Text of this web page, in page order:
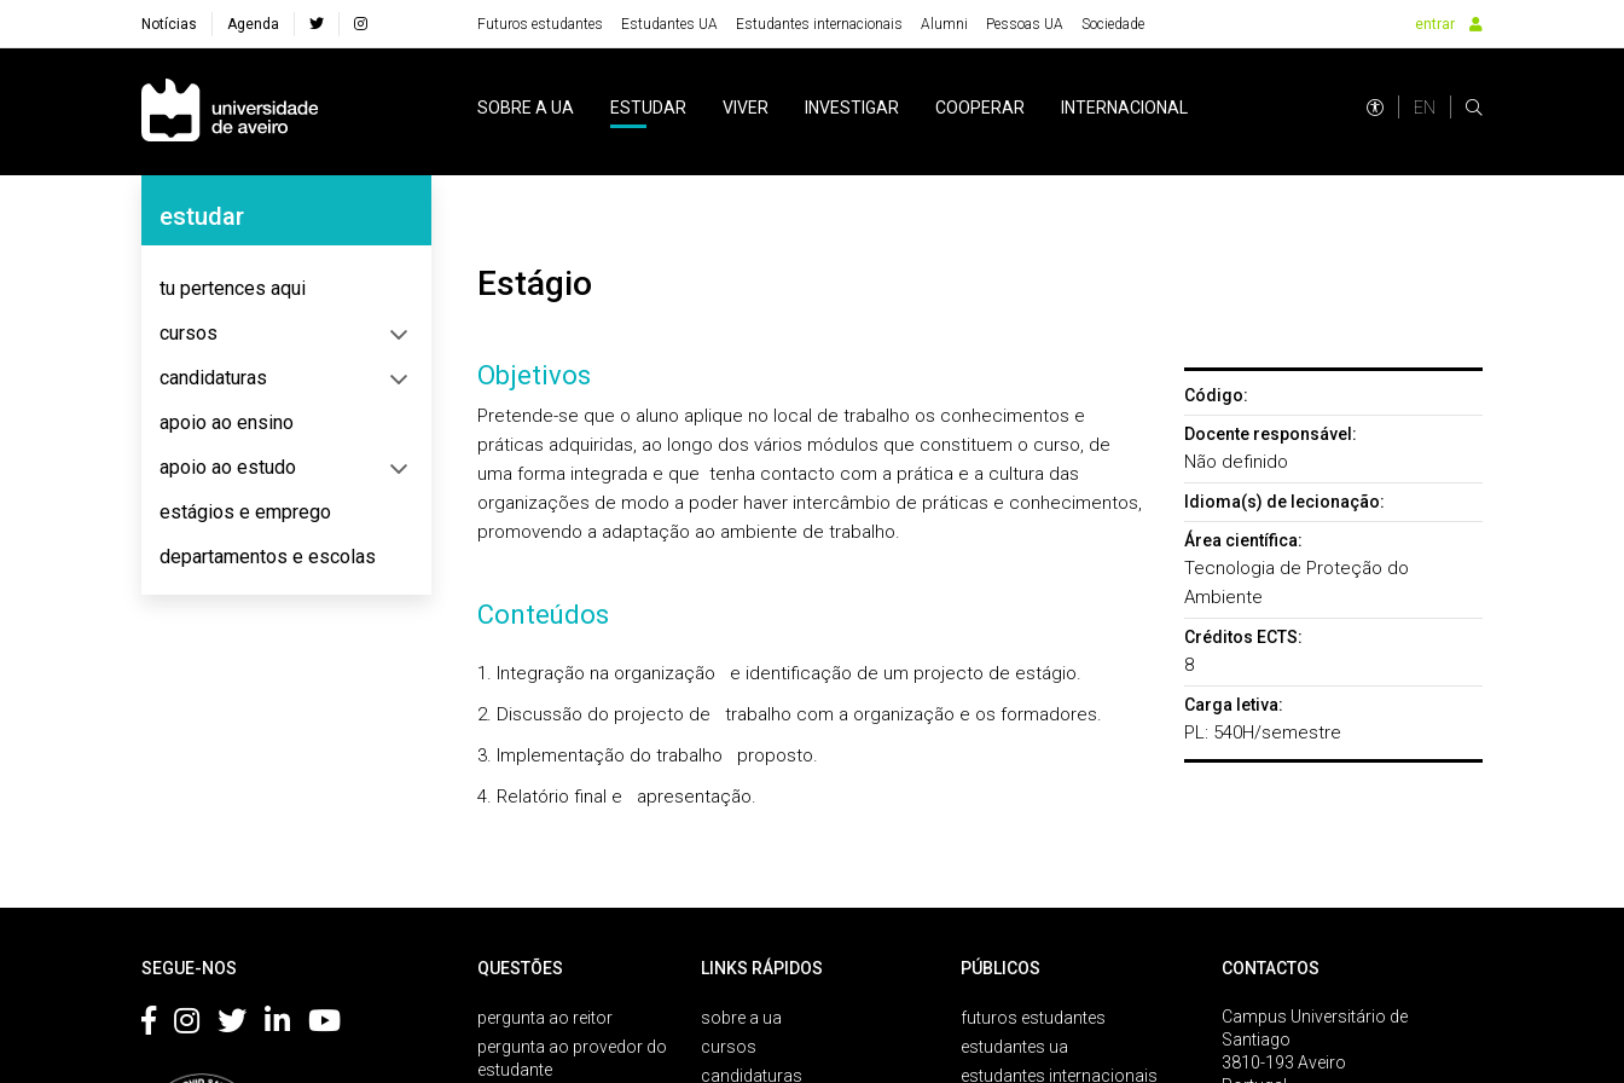
Notícias Agenda Futuros estudantes Estudantes UA Estudantes internacionais Alumni Pessoas UA Sociedade entrar
Navegação Principal
SOBRE A UA ESTUDAR VIVER INVESTIGAR COOPERAR INTERNACIONAL EN
Navegação Lateral
estudar
tu pertences aqui
cursos
candidaturas
apoio ao ensino
apoio ao estudo
estágios e emprego
departamentos e escolas
Estágio
Objetivos
Pretende-se que o aluno aplique no local de trabalho os conhecimentos e
práticas adquiridas, ao longo dos vários módulos que constituem o curso, de
uma forma integrada e que tenha contacto com a prática e a cultura das
organizações de modo a poder haver intercâmbio de práticas e conhecimentos,
promovendo a adaptação ao ambiente de trabalho.
Conteúdos
1. Integração na organização e identificação de um projecto de estágio.
2. Discussão do projecto de trabalho com a organização e os formadores.
3. Implementação do trabalho proposto.
4. Relatório final e apresentação.
Código:
Docente responsável:
Não definido
Idioma(s) de lecionação:
Área científica:
Tecnologia de Proteção do
Ambiente
Créditos ECTS:
8
Carga letiva:
PL: 540H/semestre
SEGUE-NOS QUESTÕES
pergunta ao reitor
pergunta ao provedor do
estudante
LINKS RÁPIDOS
sobre a ua
cursos
candidaturas
PÚBLICOS
futuros estudantes
estudantes ua
estudantes internacionais
CONTACTOS
Campus Universitário de
Santiago
3810-193 Aveiro